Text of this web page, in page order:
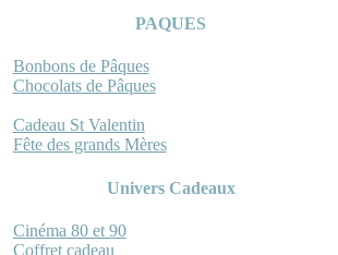
PAQUES
Bonbons de Pâques
Chocolats de Pâques
Cadeau St Valentin
Fête des grands Mères
Univers Cadeaux
Cinéma 80 et 90
Coffret cadeau